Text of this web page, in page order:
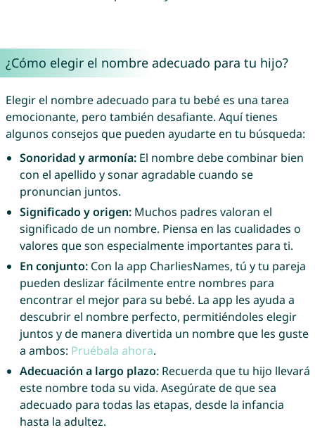
¿Cómo elegir el nombre adecuado para tu hijo?
Elegir el nombre adecuado para tu bebé es una tarea
emocionante, pero también desafiante. Aquí tienes
algunos consejos que pueden ayudarte en tu búsqueda:
Sonoridad y armonía:El nombre debe combinar bien
con el apellido y sonar agradable cuando se
pronuncian juntos.
Significado y origen:Muchos padres valoran el
significado de un nombre. Piensa en las cualidades o
valores que son especialmente importantes para ti.
En conjunto:Con la app CharliesNames, tú y tu pareja
pueden deslizar fácilmente entre nombres para
encontrar el mejor para su bebé. La app les ayuda a
descubrir el nombre perfecto, permitiéndoles elegir
juntos y de manera divertida un nombre que les guste
a ambos: Pruébala ahora.
Adecuación a largo plazo:Recuerda que tu hijo llevará
este nombre toda su vida. Asegúrate de que sea
adecuado para todas las etapas, desde la infancia
hasta la adultez.